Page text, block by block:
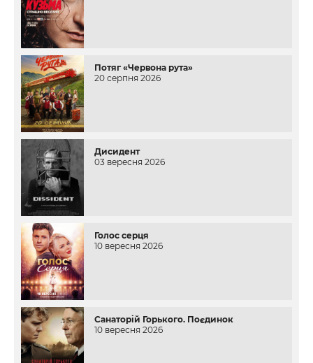
Потяг «Червона рута»
20 серпня 2026
Дисидент
03 вересня 2026
Голос серця
10 вересня 2026
Санаторій Горького. Поєдинок
10 вересня 2026